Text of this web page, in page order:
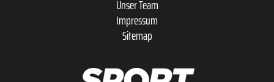
Unser Team
Impressum
Sitemap